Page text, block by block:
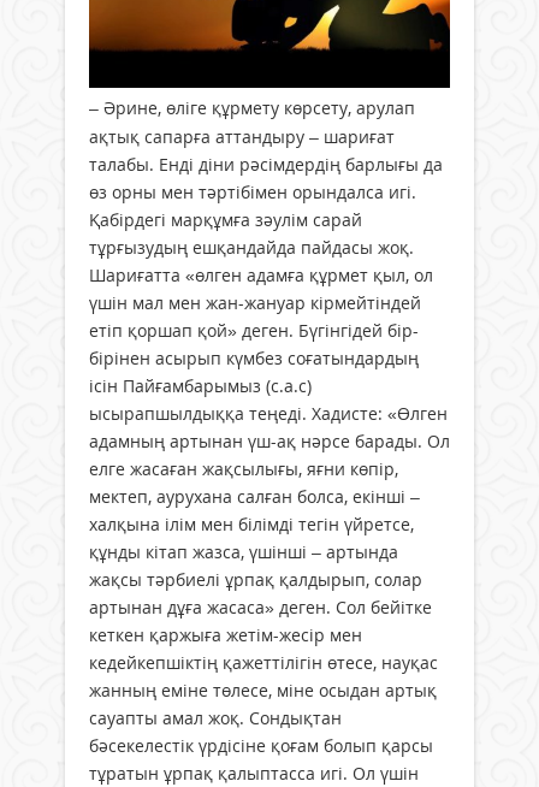
– Әрине, өліге құрмету көрсету, арулап
ақтық сапарға аттандыру – шариғат
талабы. Енді діни рәсімдердің барлығы да
өз орны мен тәртібімен орындалса игі.
Қабірдегі марқұмға зәулім сарай
тұрғызудың ешқандайда пайдасы жоқ.
Шариғатта «өлген адамға құрмет қыл, ол
үшін мал мен жан-жануар кірмейтіндей
етіп қоршап қой» деген. Бүгінгідей бір-
бірінен асырып күмбез соғатындардың
ісін Пайғамбарымыз (с.а.с)
ысырапшылдыққа теңеді. Хадисте: «Өлген
адамның артынан үш-ақ нәрсе барады. Ол
елге жасаған жақсылығы, яғни көпір,
мектеп, аурухана салған болса, екінші –
халқына ілім мен білімді тегін үйретсе,
құнды кітап жазса, үшінші – артында
жақсы тәрбиелі ұрпақ қалдырып, солар
артынан дұға жасаса» деген. Сол бейітке
кеткен қаржыға жетім-жесір мен
кедейкепшіктің қажеттілігін өтесе, науқас
жанның еміне төлесе, міне осыдан артық
сауапты амал жоқ. Сондықтан
бәсекелестік үрдісіне қоғам болып қарсы
тұратын ұрпақ қалыптасса игі. Ол үшін